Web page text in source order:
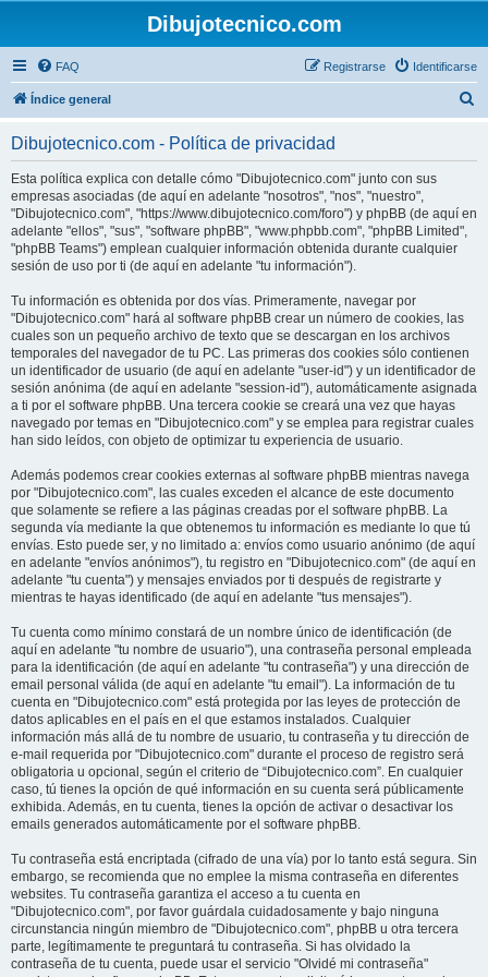
Dibujotecnico.com
FAQ Identificarse
Registrarse
Índice general
Dibujotecnico.com - Política de privacidad
Esta política explica con detalle cómo "Dibujotecnico.com" junto con sus
empresas asociadas (de aquí en adelante "nosotros", "nos", "nuestro",
"Dibujotecnico.com", "https://www.dibujotecnico.com/foro") y phpBB (de aquí en
adelante "ellos", "sus", "software phpBB", "www.phpbb.com", "phpBB Limited",
"phpBB Teams") emplean cualquier información obtenida durante cualquier
sesión de uso por ti (de aquí en adelante "tu información").
Tu información es obtenida por dos vías. Primeramente, navegar por
"Dibujotecnico.com" hará al software phpBB crear un número de cookies, las
cuales son un pequeño archivo de texto que se descargan en los archivos
temporales del navegador de tu PC. Las primeras dos cookies sólo contienen
un identificador de usuario (de aquí en adelante "user-id") y un identificador de
sesión anónima (de aquí en adelante "session-id"), automáticamente asignada
a ti por el software phpBB. Una tercera cookie se creará una vez que hayas
navegado por temas en "Dibujotecnico.com" y se emplea para registrar cuales
han sido leídos, con objeto de optimizar tu experiencia de usuario.
Además podemos crear cookies externas al software phpBB mientras navega
por "Dibujotecnico.com", las cuales exceden el alcance de este documento
que solamente se refiere a las páginas creadas por el software phpBB. La
segunda vía mediante la que obtenemos tu información es mediante lo que tú
envías. Esto puede ser, y no limitado a: envíos como usuario anónimo (de aquí
en adelante "envíos anónimos"), tu registro en "Dibujotecnico.com" (de aquí en
adelante "tu cuenta") y mensajes enviados por ti después de registrarte y
mientras te hayas identificado (de aquí en adelante "tus mensajes").
Tu cuenta como mínimo constará de un nombre único de identificación (de
aquí en adelante "tu nombre de usuario"), una contraseña personal empleada
para la identificación (de aquí en adelante "tu contraseña") y una dirección de
email personal válida (de aquí en adelante "tu email"). La información de tu
cuenta en "Dibujotecnico.com" está protegida por las leyes de protección de
datos aplicables en el país en el que estamos instalados. Cualquier
información más allá de tu nombre de usuario, tu contraseña y tu dirección de
e-mail requerida por "Dibujotecnico.com" durante el proceso de registro será
obligatoria u opcional, según el criterio de “Dibujotecnico.com”. En cualquier
caso, tú tienes la opción de qué información en su cuenta será públicamente
exhibida. Además, en tu cuenta, tienes la opción de activar o desactivar los
emails generados automáticamente por el software phpBB.
Tu contraseña está encriptada (cifrado de una vía) por lo tanto está segura. Sin
embargo, se recomienda que no emplee la misma contraseña en diferentes
websites. Tu contraseña garantiza el acceso a tu cuenta en
"Dibujotecnico.com", por favor guárdala cuidadosamente y bajo ninguna
circunstancia ningún miembro de "Dibujotecnico.com", phpBB u otra tercera
parte, legítimamente te preguntará tu contraseña. Si has olvidado la
contraseña de tu cuenta, puede usar el servicio "Olvidé mi contraseña"